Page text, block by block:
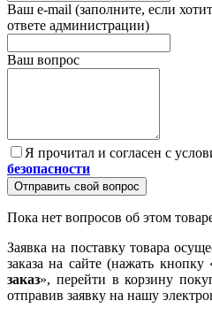
Ваш e-mail (заполните, если
ответе администрации)
Ваш вопрос
Я прочитал и согласен с
безопасности
Отправить свой вопрос
Пока нет вопросов об этом
Заявка на поставку товара
заказа на сайте (нажать кнопку
заказ», перейти в корзину
отправив заявку на нашу